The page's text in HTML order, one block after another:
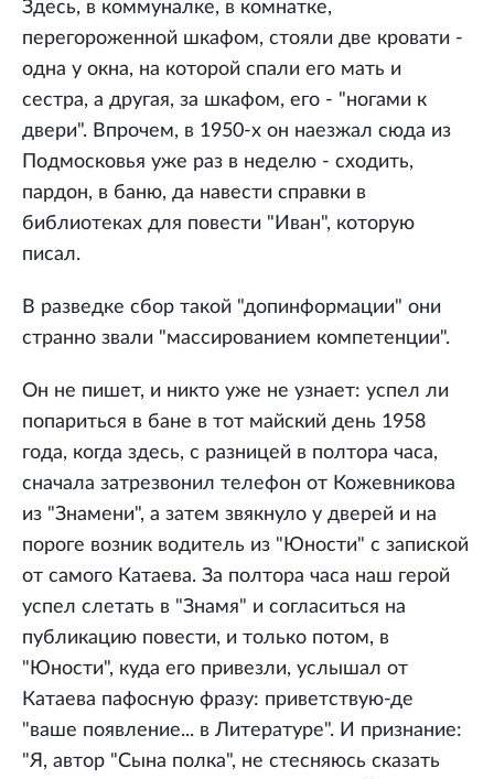
Здесь, в коммуналке, в комнатке,
перегороженной шкафом, стояли две кровати -
одна у окна, на которой спали его мать и
сестра, а другая, за шкафом, его - "ногами к
двери". Впрочем, в 1950-х он наезжал сюда из
Подмосковья уже раз в неделю - сходить,
пардон, в баню, да навести справки в
библиотеках для повести "Иван", которую
писал.
В разведке сбор такой "допинформации" они
странно звали "массированием компетенции".
Он не пишет, и никто уже не узнает: успел ли
попариться в бане в тот майский день 1958
года, когда здесь, с разницей в полтора часа,
сначала затрезвонил телефон от Кожевникова
из "Знамени", а затем звякнуло у дверей и на
пороге возник водитель из "Юности" с запиской
от самого Катаева. За полтора часа наш герой
успел слетать в "Знамя" и согласиться на
публикацию повести, и только потом, в
"Юности", куда его привезли, услышал от
Катаева пафосную фразу: приветствую-де
"ваше появление... в Литературе". И признание:
"Я, автор "Сына полка", не стесняюсь сказать